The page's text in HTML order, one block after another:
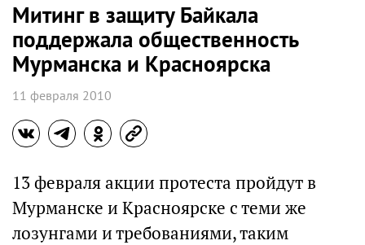
Митинг в защиту Байкала
поддержала общественность
Мурманска и Красноярска
11 февраля 2010
13 февраля акции протеста пройдут в
Мурманске и Красноярске с теми же
лозунгами и требованиями, таким